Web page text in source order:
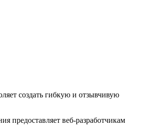
создать гибкую и отзывчивую
предоставляет веб-разработчикам